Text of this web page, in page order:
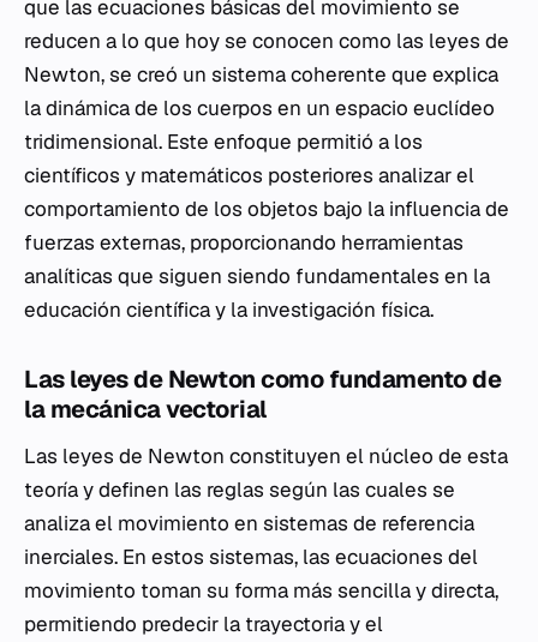
que las ecuaciones básicas del movimiento se
reducen a lo que hoy se conocen como las leyes de
Newton, se creó un sistema coherente que explica
la dinámica de los cuerpos en un espacio euclídeo
tridimensional. Este enfoque permitió a los
científicos y matemáticos posteriores analizar el
comportamiento de los objetos bajo la influencia de
fuerzas externas, proporcionando herramientas
analíticas que siguen siendo fundamentales en la
educación científica y la investigación física.
Las leyes de Newton como fundamento de
la mecánica vectorial
Las leyes de Newton constituyen el núcleo de esta
teoría y definen las reglas según las cuales se
analiza el movimiento en sistemas de referencia
inerciales. En estos sistemas, las ecuaciones del
movimiento toman su forma más sencilla y directa,
permitiendo predecir la trayectoria y el